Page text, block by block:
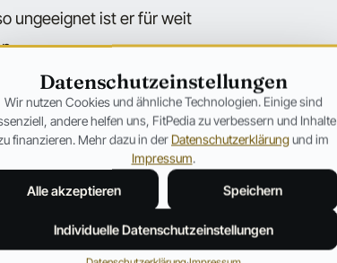
ungeeignet ist er für weit
pro Woche zu viel ist, können ein
pro Woche durchfürhen. Daran
Wechsel der Trainingseinheiten
jede Muskelgruppe alle 5 Tage
Datenschutzeinstellungen
Wir nutzen Cookies und ähnliche Technologien. Einige sind
andere helfen uns, FitPedia zu verbessern und Inhalte
finanzieren. Mehr dazu in der Datenschutzerklärungund im
Impressum.
Alle akzeptieren Speichern
Individuelle Datenschutzeinstellungen